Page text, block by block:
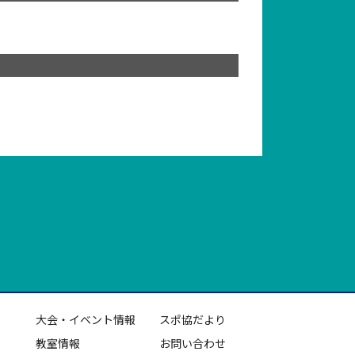
大会・イベント情報
教室情報
スポ協だより
お問い合わせ